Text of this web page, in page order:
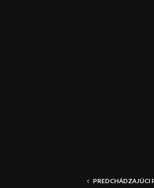
PREDCHÁDZAJÚCI